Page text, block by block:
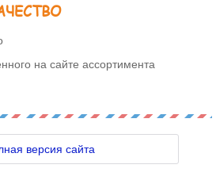
на сайте ассортимента
версия сайта